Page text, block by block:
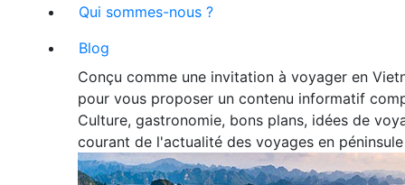
Qui sommes-nous ?
Blog
Conçu comme une invitation à voyager en
pour vous proposer un contenu informatif
Culture, gastronomie, bons plans, idées de
courant de l'actualité des voyages en